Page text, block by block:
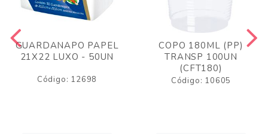
GUARDANAPO PAPEL
21X22 LUXO - 50UN
Código: 12698
COPO 180ML (PP)
TRANSP 100UN
(CFT180)
Código: 10605